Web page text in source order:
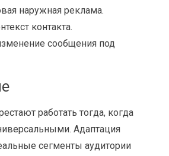
наружная реклама.
контакта.
сообщения под
работать тогда, когда
Адаптация
сегменты аудитории